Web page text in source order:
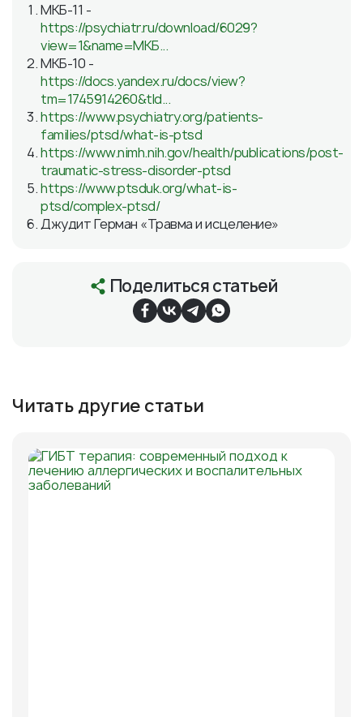
МКБ-11 -
https://psychiatr.ru/download/6029?
view=1&name=МКБ...
МКБ-10 -
https://docs.yandex.ru/docs/view?
tm=1745914260&tld...
https://www.psychiatry.org/patients-
families/ptsd/what-is-ptsd
https://www.nimh.nih.gov/health/publications/post-
traumatic-stress-disorder-ptsd
https://www.ptsduk.org/what-is-
ptsd/complex-ptsd/
Джудит Герман «Травма и исцеление»
Поделиться статьей
Читать другие статьи